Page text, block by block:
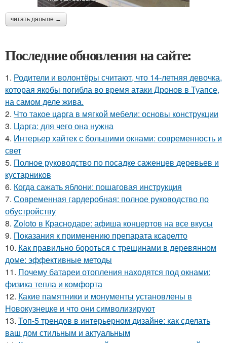
читать дальше →
Последние обновления на сайте:
1. Родители и волонтёры считают, что 14-летняя девочка,
которая якобы погибла во время атаки Дронов в Туапсе,
на самом деле жива.
2. Что такое царга в мягкой мебели: основы конструкции
3. Царга: для чего она нужна
4. Интерьер хайтек с большими окнами: современность и
свет
5. Полное руководство по посадке саженцев деревьев и
кустарников
6. Когда сажать яблони: пошаговая инструкция
7. Современная гардеробная: полное руководство по
обустройству
8. Zoloto в Краснодаре: афиша концертов на все вкусы
9. Показания к применению препарата ксарелто
10. Как правильно бороться с трещинами в деревянном
доме: эффективные методы
11. Почему батареи отопления находятся под окнами:
физика тепла и комфорта
12. Какие памятники и монументы установлены в
Новокузнецке и что они символизируют
13. Топ-5 трендов в интерьерном дизайне: как сделать
ваш дом стильным и актуальным